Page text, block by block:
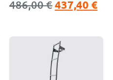
486,00€437,40 €